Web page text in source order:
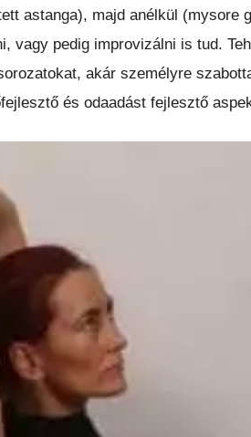
astanga), majd anélkül (mysore
vagy pedig improvizálni is tud.
akár személyre
és odaadást fejlesztő